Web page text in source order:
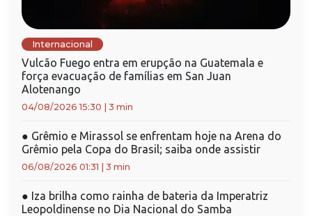
Internacional
Vulcão Fuego entra em erupção na Guatemala e
força evacuação de famílias em San Juan
Alotenango
04/08/2026 15:30 3 min
● Grêmio e Mirassol se enfrentam hoje na Arena do
Grêmio pela Copa do Brasil; saiba onde assistir
06/08/2026 01:31 3 min
● Iza brilha como rainha de bateria da Imperatriz
Leopoldinense no Dia Nacional do Samba